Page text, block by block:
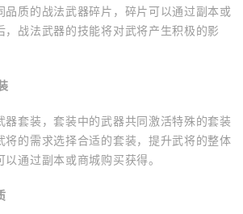
品质的战法武器碎片，碎片可以通过副本或
，战法武器的技能将对武将产生积极的影
器套装，套装中的武器共同激活特殊的套装
将的需求选择合适的套装，提升武将的整体
通过副本或商城购买获得。